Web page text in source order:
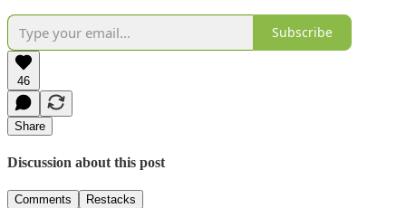
Subscribe
46
Share
Discussion about this post
Comments Restacks